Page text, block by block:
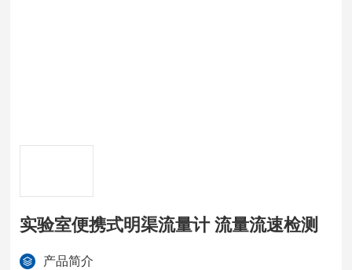
实验室便携式明渠流量计 流量流速检测
产品简介